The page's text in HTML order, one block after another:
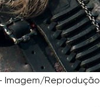
Imagem/Reprodução